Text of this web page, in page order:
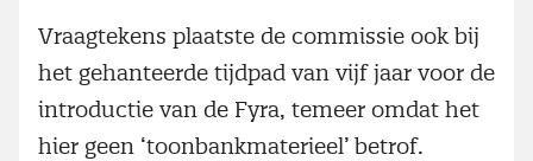
Vraagtekens plaatste de commissie ook bij
het gehanteerde tijdpad van vijf jaar voor de
introductie van de Fyra, temeer omdat het
hier geen ‘toonbankmaterieel’ betrof.